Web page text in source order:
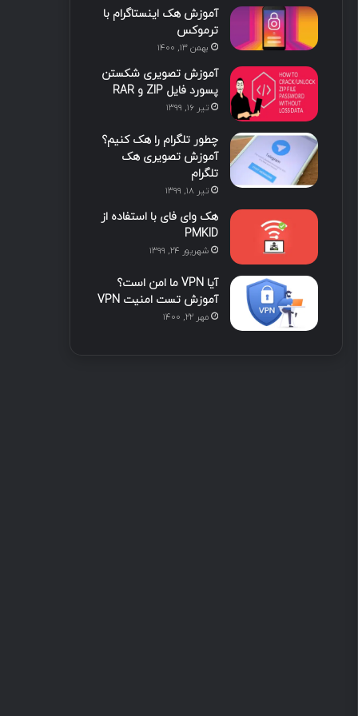
ی
ن
ب
ا
گ
ر
م
م
آموزش هک اینستاگرام با
ترموکس
بهمن ۱۳, ۱۴۰۰
آموزش تصویری شکستن
پسورد فایل ZIP و RAR
تیر ۱۶, ۱۳۹۹
چطور تلگرام را هک کنیم؟
آموزش تصویری هک
تلگرام
تیر ۱۸, ۱۳۹۹
هک وای فای با استفاده از
PMKID
شهریور ۲۴, ۱۳۹۹
آیا VPN ما امن است؟
آموزش تست امنیت VPN
مهر ۲۲, ۱۴۰۰